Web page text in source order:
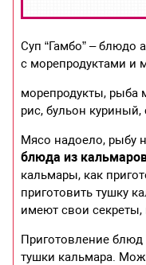
Суп “Гамбо” – блюдо
с морепродуктами и
морепродукты, рыба
рис, бульон
Мясо надоело, рыбу
блюда из
кальмары, как
приготовить тушку
имеют свои
Приготовление
тушки кальмара.